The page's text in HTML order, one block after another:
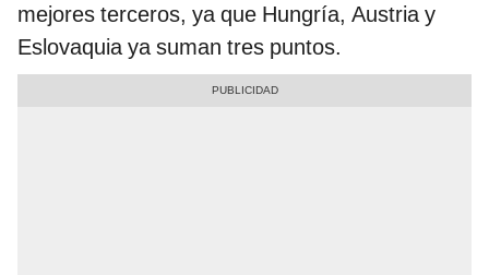
mejores terceros, ya que Hungría, Austria y
Eslovaquia ya suman tres puntos.